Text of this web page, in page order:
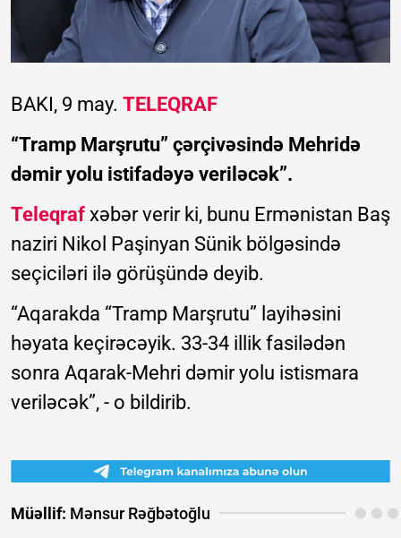
BAKI, 9 may. TELEQRAF
“Tramp Marşrutu” çərçivəsində Mehridə
dəmir yolu istifadəyə veriləcək”.
Teleqraf xəbər verir ki, bunu Ermənistan Baş
naziri Nikol Paşinyan Sünik bölgəsində
seçiciləri ilə görüşündə deyib.
“Aqarakda “Tramp Marşrutu” layihəsini
həyata keçirəcəyik. 33-34 illik fasilədən
sonra Aqarak-Mehri dəmir yolu istismara
veriləcək”, - o bildirib.
Müəllif: Mənsur Rəğbətoğlu